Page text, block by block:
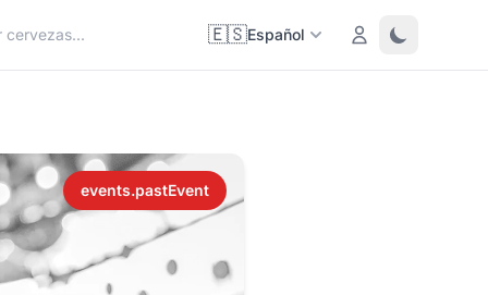
🇪🇸Español Login Toggle
events.pastEvent